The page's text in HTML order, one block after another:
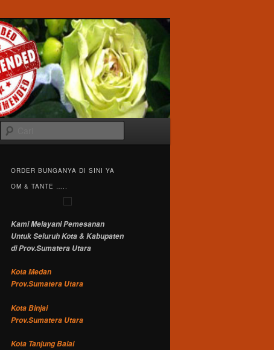
ORDER BUNGANYA DI SINI YA
OM & TANTE …..
Kami Melayani Pemesanan
Untuk Seluruh Kota & Kabupaten
di Prov.Sumatera Utara
Kota Medan
Prov.Sumatera Utara
Kota Binjai
Prov.Sumatera Utara
Kota Tanjung Balai